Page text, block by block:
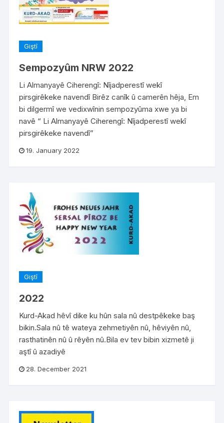
Giştî
Sempozyûm NRW 2022
Li Almanyayê Ciherengî: Nîjadperestî wekî
pirsgirêkeke navendî Birêz canîk û camerên hêja, Em
bi dilgermî we vedixwînin sempozyûma xwe ya bi
navê “ Li Almanyayê Ciherengî: Nîjadperestî wekî
pirsgirêkeke navendî”
19. January 2022
Giştî
2022
Kurd-Akad hêvî dike ku hûn sala nû destpêkeke baş
bikin.Sala nû tê wateya zehmetiyên nû, hêviyên nû,
rasthatinên nû û rêyên nû.Bila ev tev bibin xizmetê ji
aştî û azadiyê
28. December 2021